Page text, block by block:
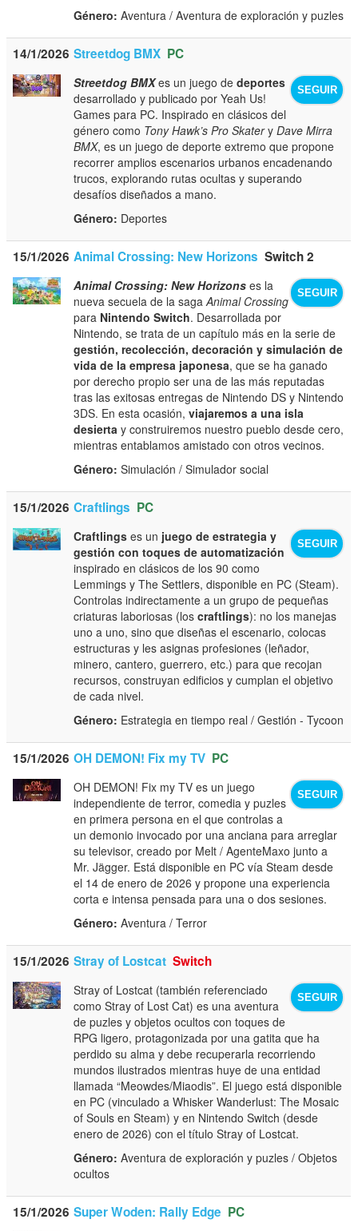
Género: Aventura / Aventura de exploración y puzles
14/1/2026 Streetdog BMX PC
SEGUIR
Streetdog BMXes un juego dedeportes
desarrollado y publicado por Yeah Us!
Games para PC. Inspirado en clásicos del
género como Tony Hawk’s Pro SkateryDave Mirra
BMX, es un juego de deporte extremo que propone
recorrer amplios escenarios urbanos encadenando
trucos, explorando rutas ocultas y superando
desafíos diseñados a mano.
Género: Deportes
15/1/2026 Animal Crossing: New Horizons Switch 2
SEGUIR
Animal Crossing: New Horizons es la
nueva secuela de la sagaAnimal Crossing
para Nintendo Switch. Desarrollada por
Nintendo, se trata de un capítulo más en la serie de
gestión, recolección, decoración y simulación de
vida de la empresa japonesa, que se ha ganado
por derecho propio ser una de las más reputadas
tras las exitosas entregas de Nintendo DS y Nintendo
3DS. En esta ocasión,viajaremos a una isla
desierta y construiremos nuestro pueblo desde cero,
mientras entablamos amistado con otros vecinos.
Género: Simulación / Simulador social
15/1/2026 Craftlings PC
SEGUIR
Craftlings es un juego de estrategia y
gestión con toques de automatización
inspirado en clásicos de los 90 como
Lemmings y The Settlers, disponible en PC (Steam).
Controlas indirectamente a un grupo de pequeñas
criaturas laboriosas (loscraftlings): no los manejas
uno a uno, sino que diseñas el escenario, colocas
estructuras y les asignas profesiones (leñador,
minero, cantero, guerrero, etc.) para que recojan
recursos, construyan edificios y cumplan el objetivo
de cada nivel.
Género: Estrategia en tiempo real / Gestión - Tycoon
15/1/2026 OH DEMON! Fix my TV PC
SEGUIR
OH DEMON! Fix my TV es un juego
independiente de terror, comedia y puzles
en primera persona en el que controlas a
un demonio invocado por una anciana para arreglar
su televisor, creado por Melt / AgenteMaxo junto a
Mr. Jägger. Está disponible en PC vía Steam desde
el 14 de enero de 2026 y propone una experiencia
corta e intensa pensada para una o dos sesiones.
Género: Aventura / Terror
15/1/2026 Stray of Lostcat Switch
SEGUIR
Stray of Lostcat (también referenciado
como Stray of Lost Cat) es una aventura
de puzles y objetos ocultos con toques de
RPG ligero, protagonizada por una gatita que ha
perdido su alma y debe recuperarla recorriendo
mundos ilustrados mientras huye de una entidad
llamada “Meowdes/Miaodis”. El juego está disponible
en PC (vinculado a Whisker Wanderlust: The Mosaic
of Souls en Steam) y en Nintendo Switch (desde
enero de 2026) con el título Stray of Lostcat.
Género: Aventura de exploración y puzles / Objetos
ocultos
15/1/2026 Super Woden: Rally Edge PC